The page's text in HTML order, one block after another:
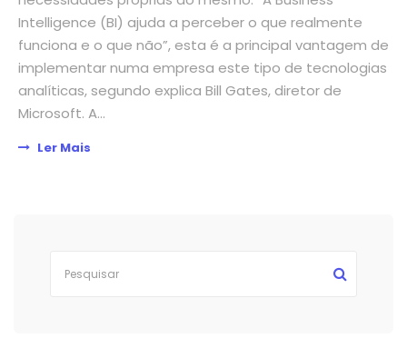
Intelligence (BI) ajuda a perceber o que realmente
funciona e o que não”, esta é a principal vantagem de
implementar numa empresa este tipo de tecnologias
analíticas, segundo explica Bill Gates, diretor de
Microsoft. A...
Ler Mais